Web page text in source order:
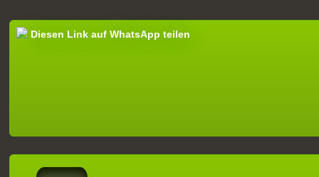
Diesen Link auf WhatsApp teilen